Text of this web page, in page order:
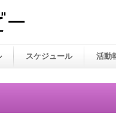
スケジュール 活動